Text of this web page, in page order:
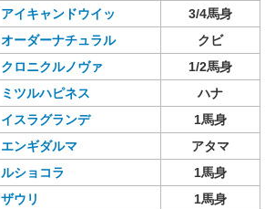
アイキャンドウイッ
3/4馬身
オーダーナチュラル
クビ
クロニクルノヴァ
1/2馬身
ミツルハピネス
ハナ
イスラグランデ
1馬身
エンギダルマ
アタマ
ルショコラ
1馬身
ザウリ
1馬身